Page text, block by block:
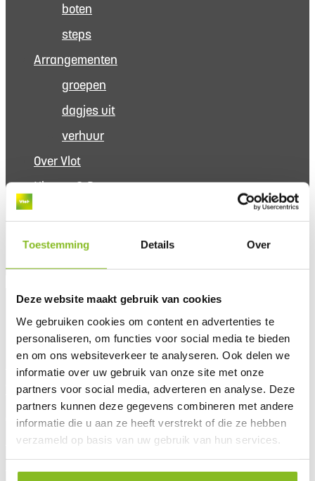
Toestemming Details Over
Deze website maakt gebruik van cookies
We gebruiken cookies om content en advertenties te
personaliseren, om functies voor social media te bieden
en om ons websiteverkeer te analyseren. Ook delen we
informatie over uw gebruik van onze site met onze
partners voor social media, adverteren en analyse. Deze
partners kunnen deze gegevens combineren met andere
informatie die u aan ze heeft verstrekt of die ze hebben
verzameld op basis van uw gebruik van hun services.
boten
steps
Arrangementen
groepen
dagjes uit
verhuur
Over Vlot
Nieuws & Routes
Contact
Menu
Home
Verhuur
Arrangementen
Reserveer direct
Routes